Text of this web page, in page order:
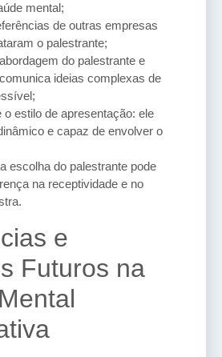
mental;
de outras empresas
o palestrante;
do palestrante e
ideias complexas de
o estilo de apresentação: ele
e capaz de envolver o
escolha do palestrante pode
na receptividade e no
e
Futuros na